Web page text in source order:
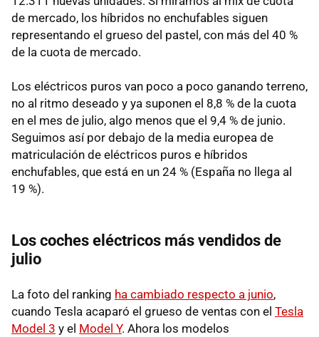
de mercado, los híbridos no enchufables siguen
representando el grueso del pastel, con más del 40 %
de la cuota de mercado.
Los eléctricos puros van poco a poco ganando terreno,
no al ritmo deseado y ya suponen el 8,8 % de la cuota
en el mes de julio, algo menos que el 9,4 % de junio.
Seguimos así por debajo de la media europea de
matriculación de eléctricos puros e híbridos
enchufables, que está en un 24 % (España no llega al
19 %).
Los coches eléctricos más vendidos de
julio
La foto del ranking ha cambiado respecto a junio,
cuando Tesla acaparó el grueso de ventas con el Tesla
Model 3 y el Model Y. Ahora los modelos